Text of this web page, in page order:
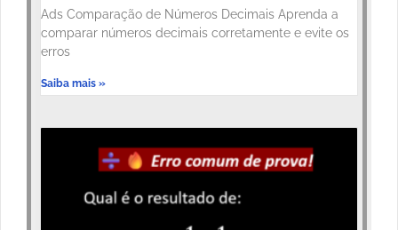
Ads Comparação de Números Decimais Aprenda a
comparar números decimais corretamente e evite os
erros
Saiba mais »